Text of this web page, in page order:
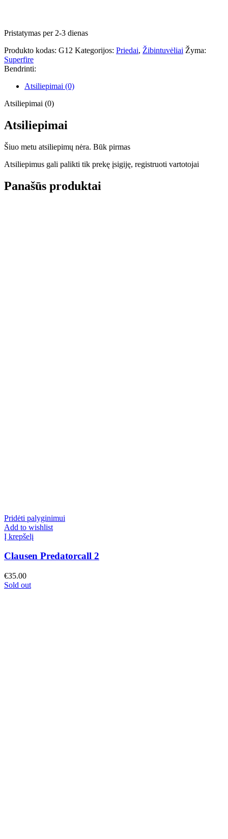
Pristatymas per 2-3 dienas
Produkto kodas: G12 Kategorijos: Priedai, Žibintuvėliai Žyma:
Superfire
Bendrinti:
Atsiliepimai (0)
Atsiliepimai (0)
Atsiliepimai
Šiuo metu atsiliepimų nėra. Būk pirmas
Atsiliepimus gali palikti tik prekę įsigiję, registruoti vartotojai
Panašūs produktai
Pridėti palyginimui
Add to wishlist
Į krepšelį
Clausen Predatorcall 2
€35.00
Sold out